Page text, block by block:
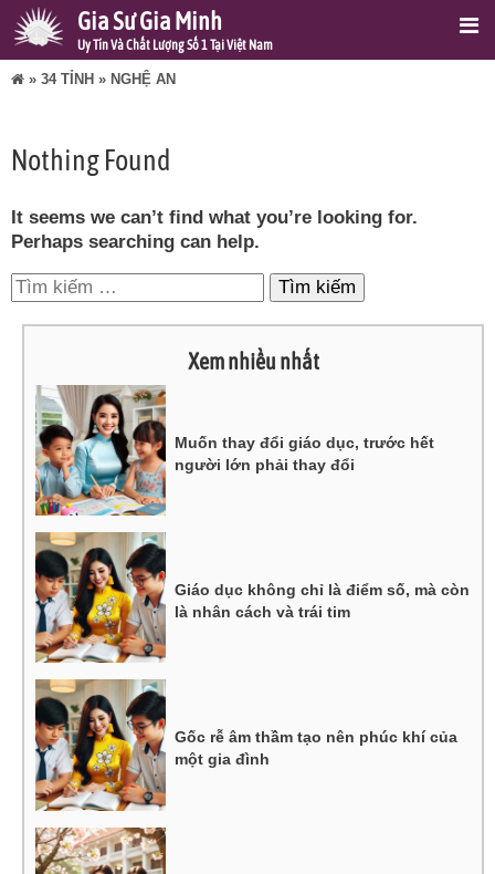
Gia Sư Gia Minh
Uy Tín Và Chất Lượng Số 1 Tại Việt Nam
» 34 TỈNH » NGHỆ AN
Nothing Found
It seems we can’t find what you’re looking for.
Perhaps searching can help.
Tìm
kiếm
cho:
Xem nhiều nhất
Muốn thay đổi giáo dục, trước hết
người lớn phải thay đổi
Giáo dục không chỉ là điểm số, mà còn
là nhân cách và trái tim
Gốc rễ âm thầm tạo nên phúc khí của
một gia đình